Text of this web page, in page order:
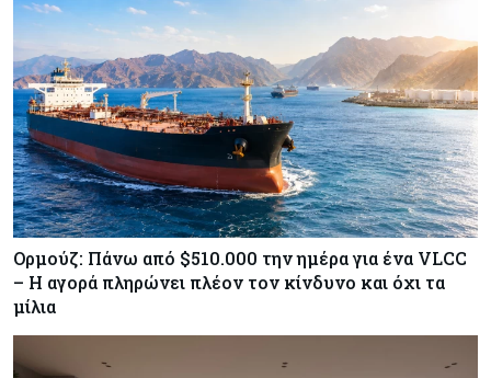
Κύπρος
Χορηγία €10.000 για υποτροφίες σε φοιτητές του
ΤΕΠΑΚ
Ορμούζ: Πάνω από $510.000 την ημέρα για ένα VLCC
– Η αγορά πληρώνει πλέον τον κίνδυνο και όχι τα
μίλια